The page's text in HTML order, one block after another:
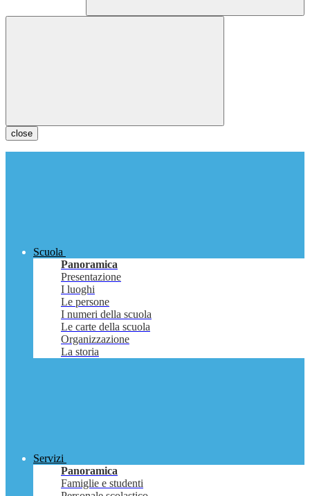
close
Scuola
Panoramica
Presentazione
I luoghi
Le persone
I numeri della scuola
Le carte della scuola
Organizzazione
La storia
Servizi
Panoramica
Famiglie e studenti